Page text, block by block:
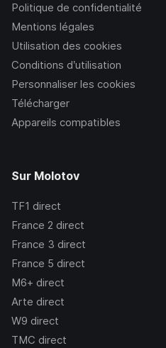
Politique de confidentialité
Mentions légales
Utilisation des cookies
Conditions d’utilisation
Personnaliser les cookies
Télécharger
Appareils compatibles
Sur Molotov
TF1 direct
France 2 direct
France 3 direct
France 5 direct
M6+ direct
Arte direct
W9 direct
TMC direct